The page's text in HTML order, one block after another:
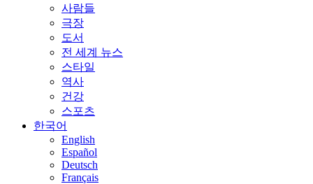
사람들
극장
도서
전 세계 뉴스
스타일
역사
건강
스포츠
한국어
English
Español
Deutsch
Français